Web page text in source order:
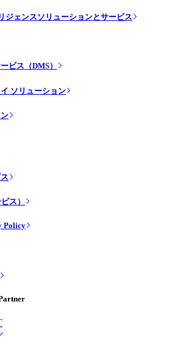
ジェンスソリューションとサービス
ビス（DMS）
ソリューション
ス）
Policy